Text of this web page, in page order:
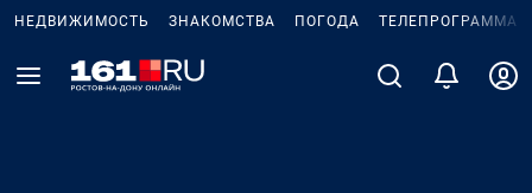
НЕДВИЖИМОСТЬ ЗНАКОМСТВА ПОГОДА ТЕЛЕПРОГРАММА